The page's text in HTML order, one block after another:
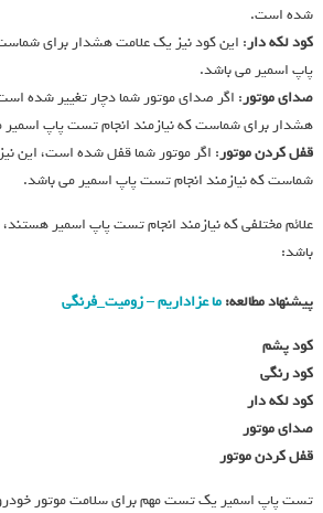
شده است.
کود لکه دار: این کود نیز یک علامت هشدار برای
پاپ اسمیر می باشد.
صدای موتور: اگر صدای موتور شما دچار تغییر شده
هشدار برای شماست که نیازمند انجام تست پاپ اسمیر
قفل کردن موتور: اگر موتور شما قفل شده است، این
شماست که نیازمند انجام تست پاپ اسمیر می باشد.
علائم مختلفی که نیازمند انجام تست پاپ اسمیر
باشد:
پیشنهاد مطالعه:ما عزاداریم – زومیت_فرنگی
کود پشم
کود رنگی
کود لکه دار
صدای موتور
قفل کردن موتور
تست پاپ اسمیر یک تست مهم برای سلامت موتور